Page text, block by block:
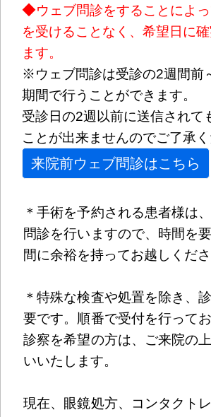
◆ウェブ問診をすることによ
を受けることなく、希望日に
ます。
※ウェブ問診は受診の2週間前
期間で行うことができます。
受診日の2週以前に送信されて
ことが出来ませんのでご了承く
来院前ウェブ問診はこちら
＊手術を予約される患者様は
問診を行いますので、時間を
間に余裕を持ってお越しくださ
＊特殊な検査や処置を除き、
要です。順番で受付を行って
診察を希望の方は、ご来院の
いいたします。
現在、眼鏡処方、コンタクト